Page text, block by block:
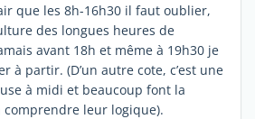
que les 8h-16h30 il faut oublier,
des longues heures de
avant 18h et même à 19h30 je
à partir. (D’un autre cote, c’est une
à midi et beaucoup font la
comprendre leur logique).